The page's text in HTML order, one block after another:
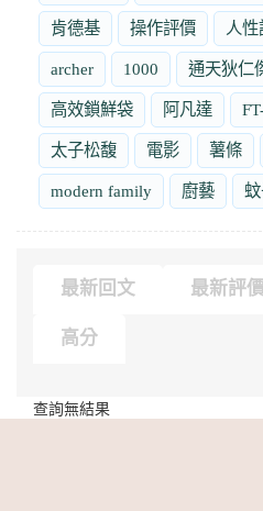
肯德基 操作評價 人
archer 1000 通天狄仁
高效鎖鮮袋 阿凡達
太子松馥 電影 薯條
modern family 廚藝
最新回文 最新評
高分
查詢無結果